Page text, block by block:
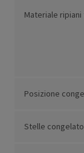
Materiale
Posizione
Stelle